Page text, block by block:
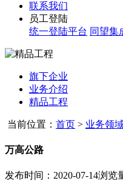
联系我们
员工登陆
统一登陆平台 同望集
旗下企业
业务介绍
精品工程
当前位置： 首页 > 业务领
万高公路
发布时间：2020-07-14浏览